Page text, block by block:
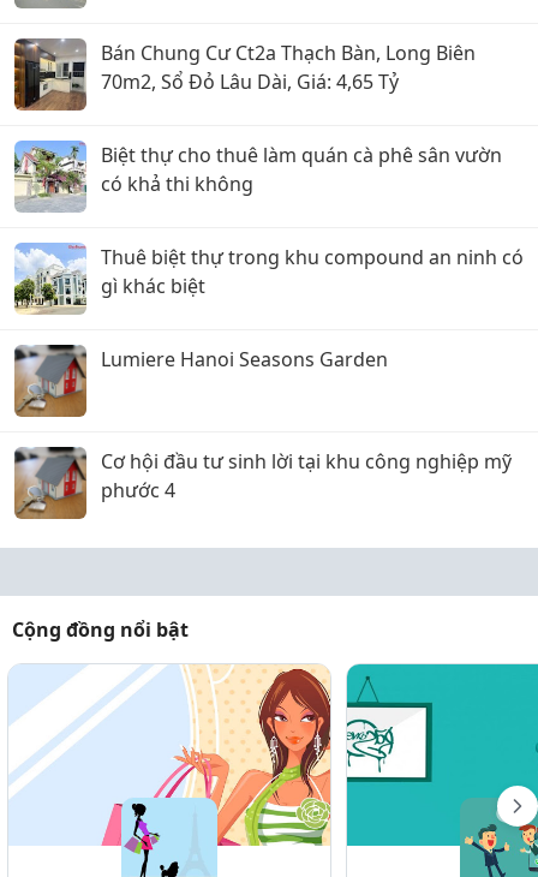
Bán Chung Cư Ct2a Thạch Bàn, Long Biên
70m2, Sổ Đỏ Lâu Dài, Giá: 4,65 Tỷ
Biệt thự cho thuê làm quán cà phê sân vườn
có khả thi không
Thuê biệt thự trong khu compound an ninh có
gì khác biệt
Lumiere Hanoi Seasons Garden
Cơ hội đầu tư sinh lời tại khu công nghiệp mỹ
phước 4
Cộng đồng nổi bật